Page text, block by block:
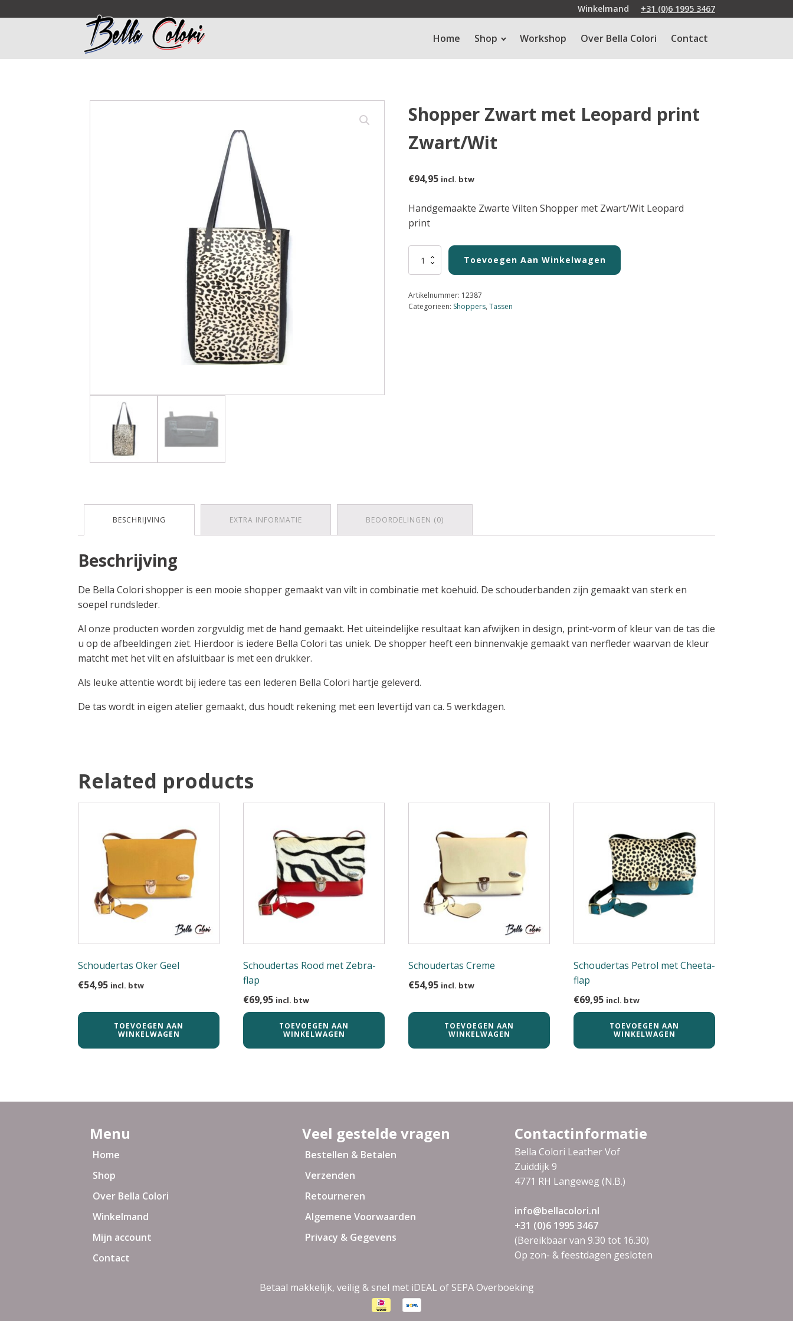
Winkelmand +31 (0)6 1995 3467
Home Shop Workshop Over Bella Colori Contact
Shopper Zwart met Leopard print
Zwart/Wit
€94,95 incl. btw
Handgemaakte Zwarte Vilten Shopper met Zwart/Wit Leopard
print
Shopper
Zwart
met
print
Zwart/Wit
Toevoegen Aan Winkelwagen
Artikelnummer: 12387
Categorieën: Shoppers, Tassen
BESCHRIJVING EXTRA INFORMATIE BEOORDELINGEN (0)
Beschrijving
De Bella Colori shopper is een mooie shopper gemaakt van vilt in combinatie met koehuid. De schouderbanden zijn gemaakt van sterk en
soepel rundsleder.
Al onze producten worden zorgvuldig met de hand gemaakt. Het uiteindelijke resultaat kan afwijken in design, print-vorm of kleur van de tas die
u op de afbeeldingen ziet. Hierdoor is iedere Bella Colori tas uniek. De shopper heeft een binnenvakje gemaakt van nerfleder waarvan de kleur
matcht met het vilt en afsluitbaar is met een drukker.
Als leuke attentie wordt bij iedere tas een lederen Bella Colori hartje geleverd.
De tas wordt in eigen atelier gemaakt, dus houdt rekening met een levertijd van ca. 5 werkdagen.
Related products
Schoudertas Oker Geel
€54,95 incl. btw
TOEVOEGEN AAN
WINKELWAGEN
Schoudertas Rood met Zebra-
flap
€69,95 incl. btw
TOEVOEGEN AAN
WINKELWAGEN
Schoudertas Creme
€54,95 incl. btw
TOEVOEGEN AAN
WINKELWAGEN
Schoudertas Petrol met Cheeta-
flap
€69,95 incl. btw
TOEVOEGEN AAN
WINKELWAGEN
Menu
Home
Shop
Over Bella Colori
Winkelmand
Mijn account
Contact
Veel gestelde vragen
Bestellen & Betalen
Verzenden
Retourneren
Algemene Voorwaarden
Privacy & Gegevens
Contactinformatie
Bella Colori Leather Vof
Zuiddijk 9
4771 RH Langeweg (N.B.)
info@bellacolori.nl
+31 (0)6 1995 3467
(Bereikbaar van 9.30 tot 16.30)
Op zon- & feestdagen gesloten
Betaal makkelijk, veilig & snel met iDEAL of SEPA Overboeking